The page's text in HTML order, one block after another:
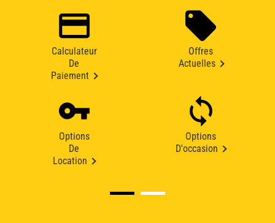
Calculateur
De
Paiement
Offres
Actuelles
Options
De
Location
Options
D'occasion